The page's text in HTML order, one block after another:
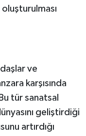
ve
karşısında
tür sanatsal
geliştirdiği
artırdığı